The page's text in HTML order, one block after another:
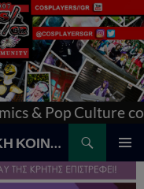
Culture con της
COSPLAYERS//GR – Η ΕΛΛΗΝΙΚΗ ΚΟΙΝΟΤΗΤΑ COSPLAY
MENU